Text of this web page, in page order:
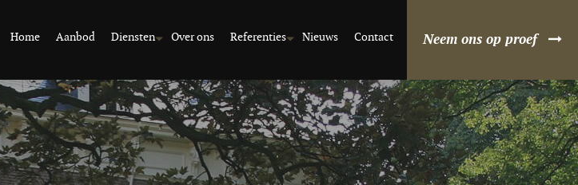
Home Aanbod Diensten Over ons Referenties Nieuws Contact Neem ons op proef